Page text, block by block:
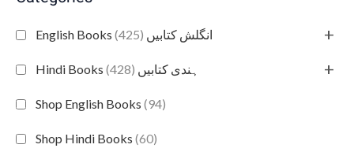
English Books انگلش کتابیں (425) +
Hindi Books ہندی کتابیں (428) +
Shop English Books (94)
Shop Hindi Books (60)